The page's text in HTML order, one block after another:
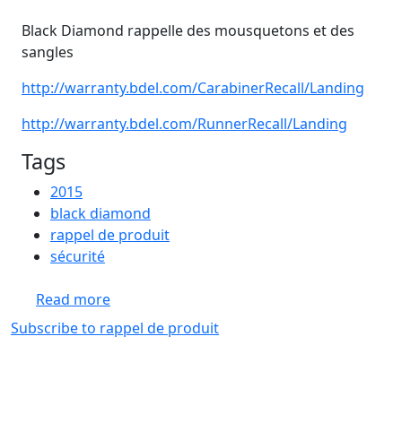
Black Diamond rappelle des mousquetons et des
sangles
http://warranty.bdel.com/CarabinerRecall/Landing
http://warranty.bdel.com/RunnerRecall/Landing
Tags
2015
black diamond
rappel de produit
sécurité
Read moreabout Rappel Black Diamond
Subscribe to rappel de produit